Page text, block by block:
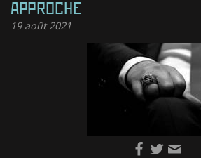
APPROCHE
19août 2021